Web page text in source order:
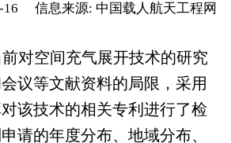
16 信息来源: 中国载人航天工程网
前对空间充气展开技术的研究
议等文献资料的局限，采用
该技术的相关专利进行了检
请的年度分布、地域分布、